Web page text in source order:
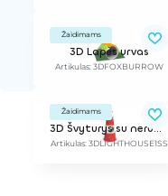
Žaidimams
3D Lapės urvas
Artikulas: 3DFOXBURROW
Žaidimams
3D Švyturys su nerūdijančio plieno elementais (tuneliu pasižiūrėjimui)
Artikulas: 3DLIGHTHOUSE1SS